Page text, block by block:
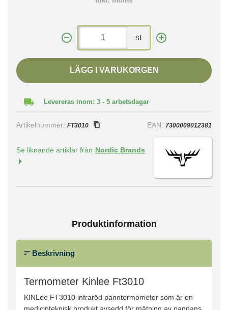
st
LÄGG I VARUKORGEN
Levereras inom: 3 - 5 arbetsdagar
Artikelnummer: FT3010 EAN: 7300009012381
Se liknande artiklar från Nordic Brands
Produktinformation
Beskrivning
Termometer Kinlee Ft3010
KINLee FT3010 infraröd panntermometer som är en